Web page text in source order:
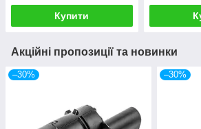
Купити
Акційні пропозиції та новинки
–30% –30%